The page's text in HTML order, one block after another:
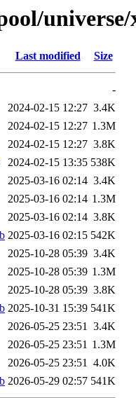
universe/
Last modified Size
-
2024-02-15 12:27 3.4K
2024-02-15 12:27 1.3M
2024-02-15 12:27 3.8K
2024-02-15 13:35 538K
2025-03-16 02:14 3.4K
2025-03-16 02:14 1.3M
2025-03-16 02:14 3.8K
2025-03-16 02:15 542K
2025-10-28 05:39 3.4K
2025-10-28 05:39 1.3M
2025-10-28 05:39 3.8K
2025-10-31 15:39 541K
2026-05-25 23:51 3.4K
2026-05-25 23:51 1.3M
2026-05-25 23:51 4.0K
2026-05-29 02:57 541K